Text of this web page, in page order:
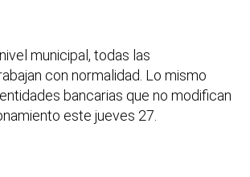
municipal, todas las
con normalidad. Lo mismo
bancarias que no modifican
este jueves 27.